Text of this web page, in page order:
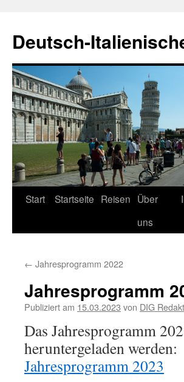
springen
Deutsch-
Start Startseite Reisen Über
uns
← Jahresprogramm 2022
Jahresprogramm
Publiziert am 15.03.2023 von DIG
Das Jahresprogramm
heruntergeladen werden:
Jahresprogramm 2023